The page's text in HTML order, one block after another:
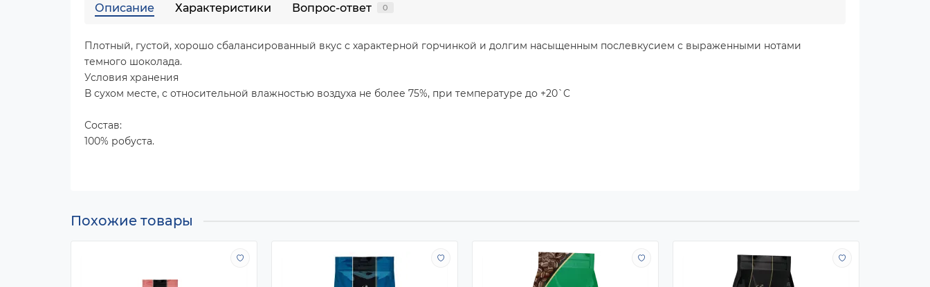
Описание Характеристики Вопрос-ответ 0
Плотный, густой, хорошо сбалансированный вкус с характерной горчинкой и долгим насыщенным послевкусием с выраженными нотами
темного шоколада.
Условия хранения
В сухом месте, с относительной влажностью воздуха не более 75%, при температуре до +20`C
Состав:
100% робуста.
Похожие товары